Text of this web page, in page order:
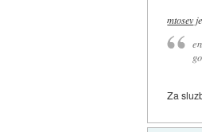
mtosev je
Za